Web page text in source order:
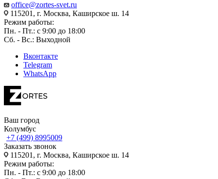
office@zortes-svet.ru
115201, г. Москва, Каширское ш. 14
Режим работы:
Пн. - Пт.: с 9:00 до 18:00
Сб. - Вс.: Выходной
Вконтакте
Telegram
WhatsApp
Ваш город
Колумбус
+7 (499) 8995009
Заказать звонок
115201, г. Москва, Каширское ш. 14
Режим работы:
Пн. - Пт.: с 9:00 до 18:00